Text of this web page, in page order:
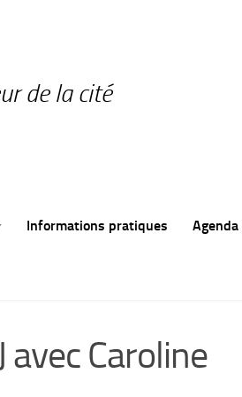
de la cité
Informations pratiques Agenda
avec Caroline